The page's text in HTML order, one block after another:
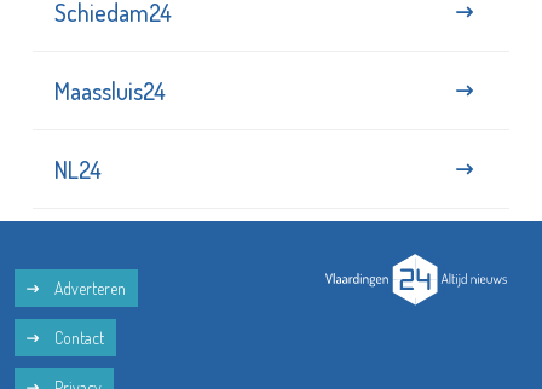
Schiedam24
Maassluis24
NL24
Adverteren
Contact